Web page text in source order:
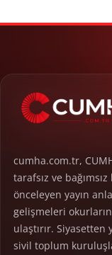
cumha.com.tr,
tarafsız ve
önceleyen yayın
gelişmeleri
ulaştırır.
sivil toplum